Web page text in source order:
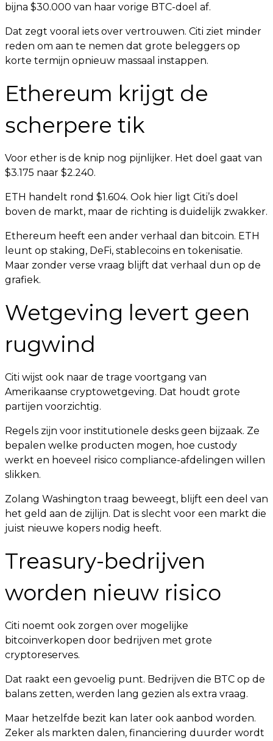
bijna $30.000 van haar vorige BTC-doel af.
Dat zegt vooral iets over vertrouwen. Citi ziet minder
reden om aan te nemen dat grote beleggers op
korte termijn opnieuw massaal instappen.
Ethereum krijgt de
scherpere tik
Voor ether is de knip nog pijnlijker. Het doel gaat van
$3.175 naar $2.240.
ETH handelt rond $1.604. Ook hier ligt Citi’s doel
boven de markt, maar de richting is duidelijk zwakker.
Ethereum heeft een ander verhaal dan bitcoin. ETH
leunt op staking, DeFi, stablecoins en tokenisatie.
Maar zonder verse vraag blijft dat verhaal dun op de
grafiek.
Wetgeving levert geen
rugwind
Citi wijst ook naar de trage voortgang van
Amerikaanse cryptowetgeving. Dat houdt grote
partijen voorzichtig.
Regels zijn voor institutionele desks geen bijzaak. Ze
bepalen welke producten mogen, hoe custody
werkt en hoeveel risico compliance-afdelingen willen
slikken.
Zolang Washington traag beweegt, blijft een deel van
het geld aan de zijlijn. Dat is slecht voor een markt die
juist nieuwe kopers nodig heeft.
Treasury-bedrijven
worden nieuw risico
Citi noemt ook zorgen over mogelijke
bitcoinverkopen door bedrijven met grote
cryptoreserves.
Dat raakt een gevoelig punt. Bedrijven die BTC op de
balans zetten, werden lang gezien als extra vraag.
Maar hetzelfde bezit kan later ook aanbod worden.
Zeker als markten dalen, financiering duurder wordt